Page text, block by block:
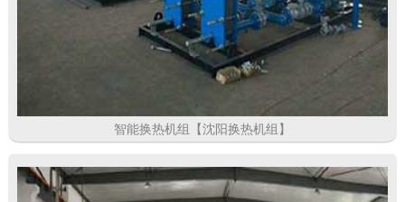
智能换热机组【沈阳换热机组】